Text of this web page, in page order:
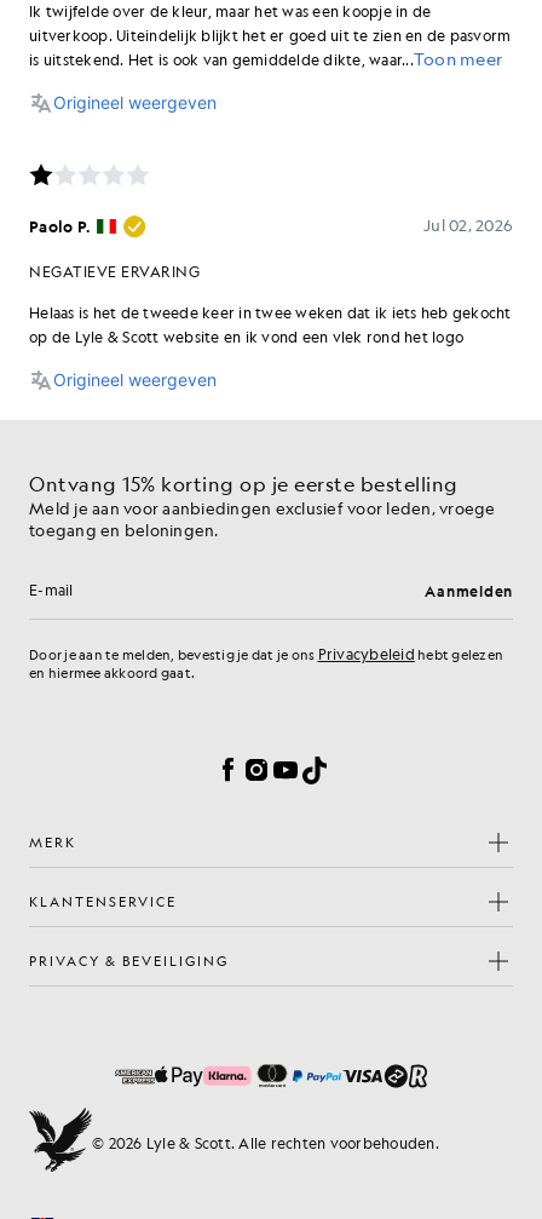
Ontvang 15% korting op je eerste bestelling
Meld je aan voor aanbiedingen exclusief voor leden, vroege
toegang en beloningen.
E-mailadres Aanmelden
Door je aan te melden, bevestig je dat je ons Privacybeleid hebt gelezen
en hiermee akkoord gaat.
Facebook
Instagram
YouTube
TikTok
MERK
KLANTENSERVICE
PRIVACY & BEVEILIGING
© 2026 Lyle & Scott. Alle rechten voorbehouden.